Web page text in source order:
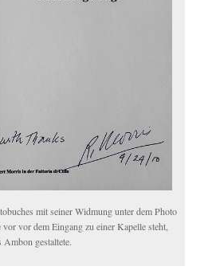
mit seiner Widmung unter dem Photo
vor dem Eingang zu einer Kapelle steht,
gestaltete.